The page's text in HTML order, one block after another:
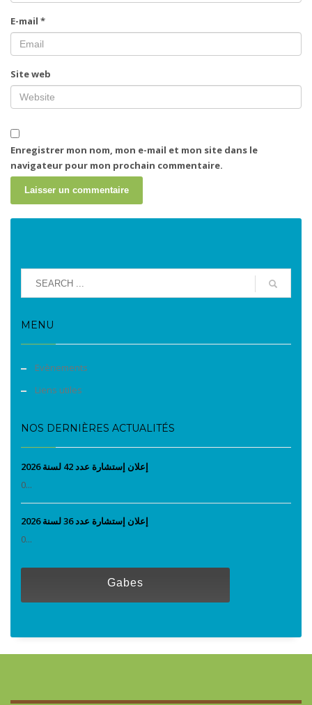
E-mail *
Site web
Enregistrer mon nom, mon e-mail et mon site dans le
navigateur pour mon prochain commentaire.
MENU
Evènements
Liens utiles
NOS DERNIÈRES ACTUALITÉS
إعلان إستشارة عدد 42 لسنة 2026
0...
إعلان إستشارة عدد 36 لسنة 2026
0...
Gabes